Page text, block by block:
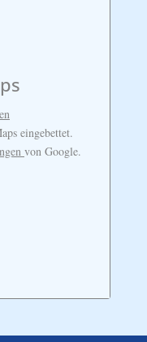
eingebettet.
von Google.